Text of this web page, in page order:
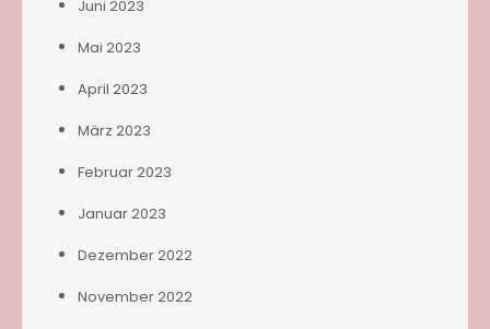
Juni 2023
Mai 2023
April 2023
März 2023
Februar 2023
Januar 2023
Dezember 2022
November 2022